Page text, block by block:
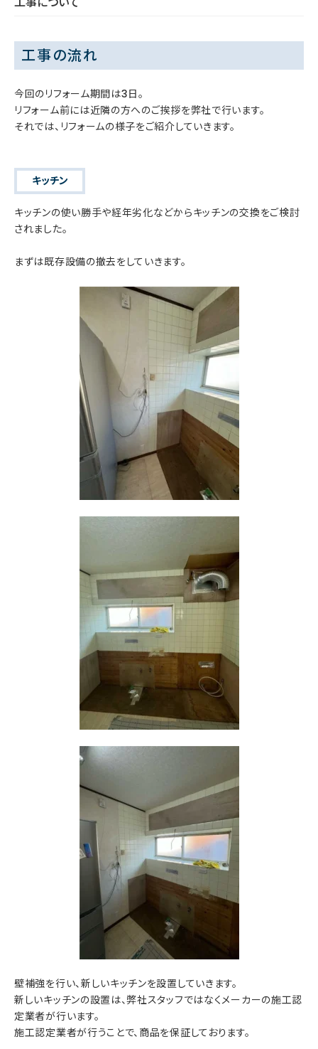
工事の流れ
今回のリフォーム期間は3日。
リフォーム前には近隣の方へのご挨拶を弊社で行います。
それでは、リフォームの様子をご紹介していきます。
キッチン
キッチンの使い勝手や経年劣化などからキッチンの交換をご検討
されました。
まずは既存設備の撤去をしていきます。
壁補強を行い、新しいキッチンを設置していきます。
新しいキッチンの設置は、弊社スタッフではなくメーカーの施工認
定業者が行います。
施工認定業者が行うことで、商品を保証しております。